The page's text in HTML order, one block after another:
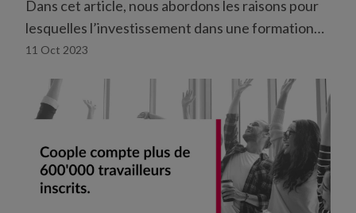
Dans cet article, nous abordons les raisons pour
lesquelles l’investissement dans une formation
professionnelle pour adulte est si important pour
temporaires bénéficient d’une situation
particulière.
11 Oct 2023